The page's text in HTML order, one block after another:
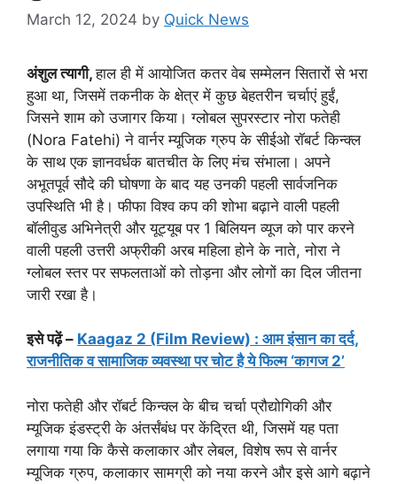
March 12, 2024 by Quick News
अंशुल त्यागी,हाल ही में आयोजित कतर वेब सम्मेलन सितारों से भरा
हुआ था, जिसमें तकनीक के क्षेत्र में कुछ बेहतरीन चर्चाएं हुईं,
जिसने शाम को उजागर किया। ग्लोबल सुपरस्टार नोरा फतेही
(Nora Fatehi) ने वार्नर म्यूजिक ग्रुप के सीईओ रॉबर्ट किन्क्ल
के साथ एक ज्ञानवर्धक बातचीत के लिए मंच संभाला। अपने
अभूतपूर्व सौदे की घोषणा के बाद यह उनकी पहली सार्वजनिक
उपस्थिति भी है। फीफा विश्व कप की शोभा बढ़ाने वाली पहली
बॉलीवुड अभिनेत्री और यूट्यूब पर 1 बिलियन व्यूज को पार करने
वाली पहली उत्तरी अफ्रीकी अरब महिला होने के नाते, नोरा ने
ग्लोबल स्तर पर सफलताओं को तोड़ना और लोगों का दिल जीतना
जारी रखा है।
इसे पढ़ें – Kaagaz 2 (Film Review) : आम इंसान का दर्द,
राजनीतिक व सामाजिक व्‍यवस्‍था पर चोट है ये फिल्म ‘कागज 2’
नोरा फतेही और रॉबर्ट किन्क्ल के बीच चर्चा प्रौद्योगिकी और
म्यूजिक इंडस्ट्री के अंतर्संबंध पर केंद्रित थी, जिसमें यह पता
लगाया गया कि कैसे कलाकार और लेबल, विशेष रूप से वार्नर
म्यूजिक ग्रुप, कलाकार सामग्री को नया करने और इसे आगे बढ़ाने